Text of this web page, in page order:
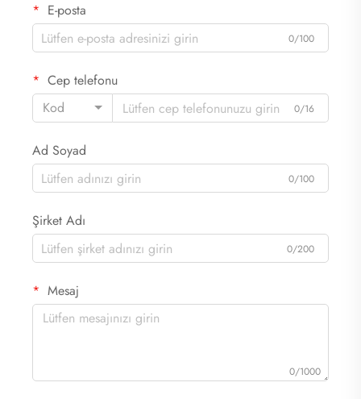
E-posta
0/100
Cep telefonu
Kod
0/16
Ad Soyad
0/100
Şirket Adı
0/200
Mesaj
0/1000